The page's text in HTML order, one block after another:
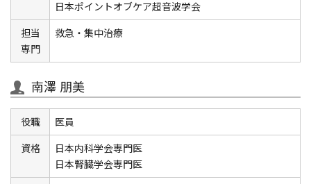
日本ポイントオブケア超音波学会
担当
専門
救急・集中治療
南澤 朋美
役職 医員
資格
日本内科学会専門医
日本腎臓学会専門医